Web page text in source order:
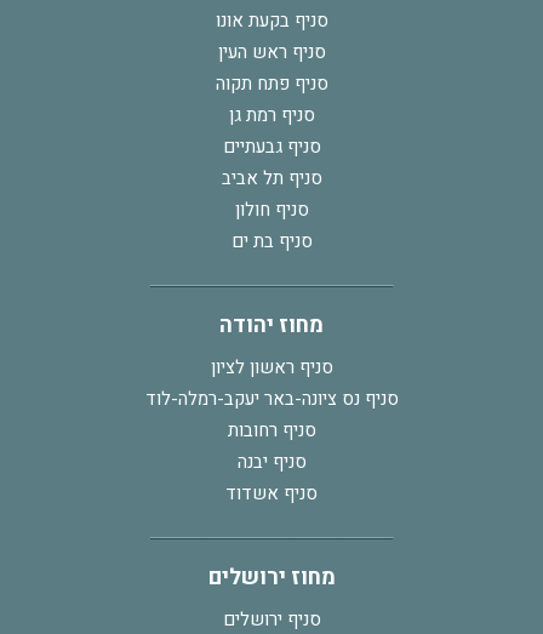
סניף בקעת אונו
סניף ראש העין
סניף פתח תקוה
סניף רמת גן
סניף גבעתיים
סניף תל אביב
סניף חולון
סניף בת ים
מחוז יהודה
סניף ראשון לציון
סניף נס ציונה-באר יעקב-רמלה-לוד
סניף רחובות
סניף יבנה
סניף אשדוד
מחוז ירושלים
סניף ירושלים